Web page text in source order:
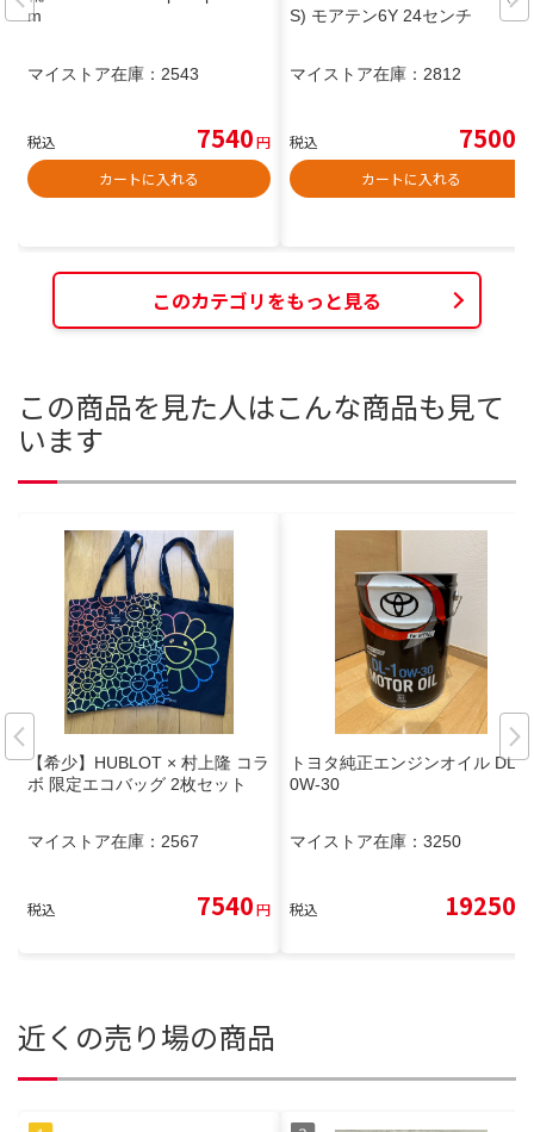
m
マイストア在庫： 2543
税込 7540円
カートに入れる
S) モアテン6Y 24センチ
マイストア在庫： 2812
税込 7500
カートに入れる
このカテゴリをもっと見る
この商品を見た人はこんな商品も見て
います
【希少】HUBLOT × 村上隆 コラ
ボ 限定エコバッグ 2枚セット
マイストア在庫： 2567
税込 7540円
トヨタ純正エンジンオイル DL-1
0W-30
マイストア在庫： 3250
税込 19250
近くの売り場の商品